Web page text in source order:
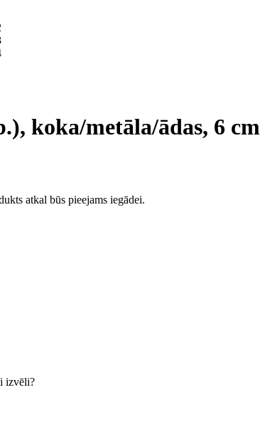
koka/metāla/ādas, 6 cm
atkal būs pieejams iegādei.
izvēli?